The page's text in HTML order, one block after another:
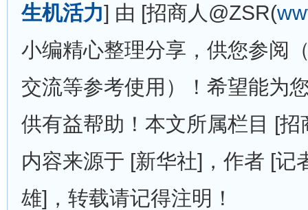
生机活力] 由 [招商人@ZSR(
小编精心整理分享，供您参阅
交流等参考使用）！希望能为
供有益帮助！本文所属栏目 [招
内容来源于 [新华社]，作者 [记
雄]，转载请记得注明！